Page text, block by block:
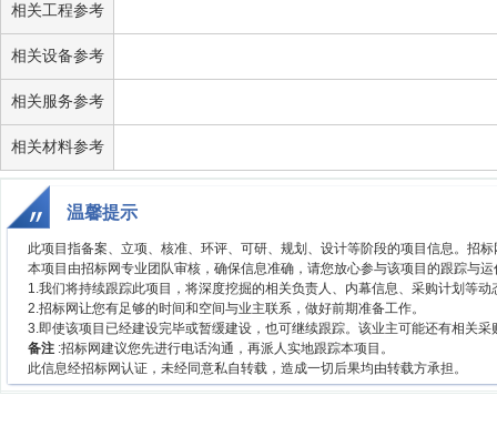
相关工程参考
相关设备参考
相关服务参考
相关材料参考
温馨提示
此项目指备案、立项、核准、环评、可研、规划、设计等阶段的项目信息。招
本项目由招标网专业团队审核，确保信息准确，请您放心参与该项目的跟踪与运
1.我们将持续跟踪此项目，将深度挖掘的相关负责人、内幕信息、采购计划等
2.招标网让您有足够的时间和空间与业主联系，做好前期准备工作。
3.即使该项目已经建设完毕或暂缓建设，也可继续跟踪。该业主可能还有相关
备注 :招标网建议您先进行电话沟通，再派人实地跟踪本项目。
此信息经招标网认证，未经同意私自转载，造成一切后果均由转载方承担。